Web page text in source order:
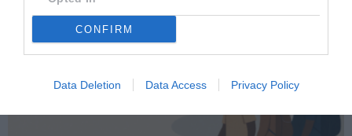
CONFIRM
Data Deletion Data Access Privacy Policy